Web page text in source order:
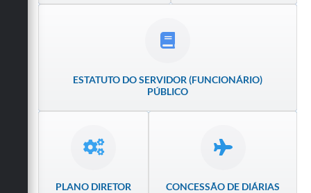
SecretariasESTATUTO DO SERVIDOR (FUNCIONÁRIO)
PÚBLICO
PLANO DIRETOR CONCESSÃO DE DIÁRIAS